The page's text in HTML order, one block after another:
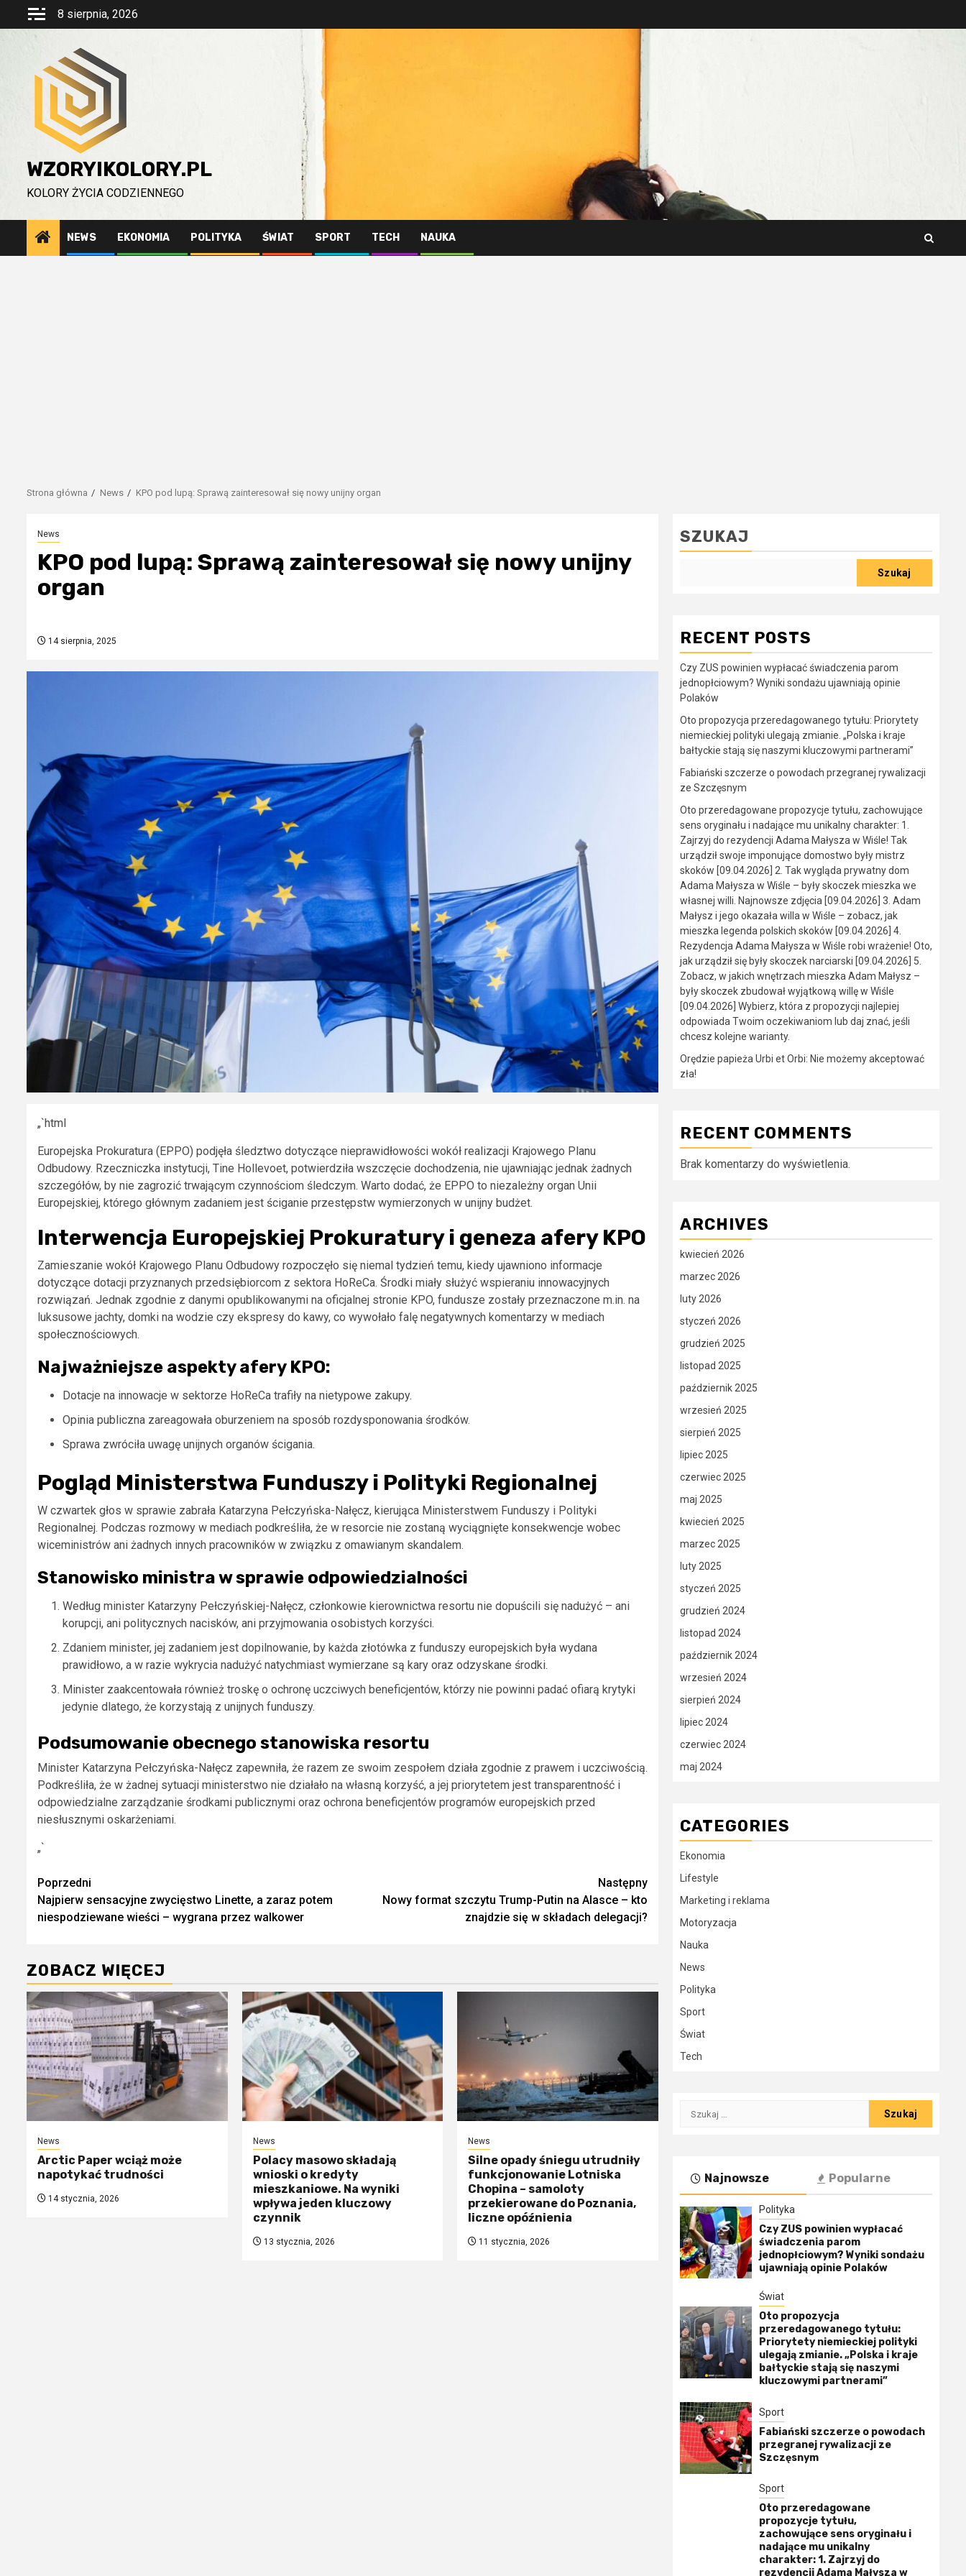
Przejdź
8 sierpnia, 2026
WZORYIKOLORY.PL
KOLORY ŻYCIA CODZIENNEGO
NEWS EKONOMIA POLITYKA ŚWIAT SPORT TECH NAUKA
Strona główna News KPO pod lupą: Sprawą zainteresował się nowy unijny organ
News
KPO pod lupą: Sprawą zainteresował się nowy unijny
organ
14 sierpnia, 2025
„`html
Europejska Prokuratura (EPPO) podjęła śledztwo dotyczące nieprawidłowości wokół realizacji Krajowego Planu
Odbudowy. Rzeczniczka instytucji, Tine Hollevoet, potwierdziła wszczęcie dochodzenia, nie ujawniając jednak żadnych
szczegółów, by nie zagrozić trwającym czynnościom śledczym. Warto dodać, że EPPO to niezależny organ Unii
Europejskiej, którego głównym zadaniem jest ściganie przestępstw wymierzonych w unijny budżet.
Interwencja Europejskiej Prokuratury i geneza afery KPO
Zamieszanie wokół Krajowego Planu Odbudowy rozpoczęło się niemal tydzień temu, kiedy ujawniono informacje
dotyczące dotacji przyznanych przedsiębiorcom z sektora HoReCa. Środki miały służyć wspieraniu innowacyjnych
rozwiązań. Jednak zgodnie z danymi opublikowanymi na oficjalnej stronie KPO, fundusze zostały przeznaczone m.in. na
luksusowe jachty, domki na wodzie czy ekspresy do kawy, co wywołało falę negatywnych komentarzy w mediach
społecznościowych.
Najważniejsze aspekty afery KPO:
Dotacje na innowacje w sektorze HoReCa trafiły na nietypowe zakupy.
Opinia publiczna zareagowała oburzeniem na sposób rozdysponowania środków.
Sprawa zwróciła uwagę unijnych organów ścigania.
Pogląd Ministerstwa Funduszy i Polityki Regionalnej
W czwartek głos w sprawie zabrała Katarzyna Pełczyńska-Nałęcz, kierująca Ministerstwem Funduszy i Polityki
Regionalnej. Podczas rozmowy w mediach podkreśliła, że w resorcie nie zostaną wyciągnięte konsekwencje wobec
wiceministrów ani żadnych innych pracowników w związku z omawianym skandalem.
Stanowisko ministra w sprawie odpowiedzialności
Według minister Katarzyny Pełczyńskiej-Nałęcz, członkowie kierownictwa resortu nie dopuścili się nadużyć – ani
korupcji, ani politycznych nacisków, ani przyjmowania osobistych korzyści.
Zdaniem minister, jej zadaniem jest dopilnowanie, by każda złotówka z funduszy europejskich była wydana
prawidłowo, a w razie wykrycia nadużyć natychmiast wymierzane są kary oraz odzyskane środki.
Minister zaakcentowała również troskę o ochronę uczciwych beneficjentów, którzy nie powinni padać ofiarą krytyki
jedynie dlatego, że korzystają z unijnych funduszy.
Podsumowanie obecnego stanowiska resortu
Minister Katarzyna Pełczyńska-Nałęcz zapewniła, że razem ze swoim zespołem działa zgodnie z prawem i uczciwością.
Podkreśliła, że w żadnej sytuacji ministerstwo nie działało na własną korzyść, a jej priorytetem jest transparentność i
odpowiedzialne zarządzanie środkami publicznymi oraz ochrona beneficjentów programów europejskich przed
niesłusznymi oskarżeniami.
„`
Zobacz
wpisy
Poprzedni
Najpierw sensacyjne zwycięstwo Linette, a zaraz potem
niespodziewane wieści – wygrana przez walkower
Następny
Nowy format szczytu Trump-Putin na Alasce – kto
znajdzie się w składach delegacji?
ZOBACZ WIĘCEJ
News
Arctic Paper wciąż może
napotykać trudności
14 stycznia, 2026
News
Polacy masowo składają
wnioski o kredyty
mieszkaniowe. Na wyniki
wpływa jeden kluczowy
czynnik
13 stycznia, 2026
News
Silne opady śniegu utrudniły
funkcjonowanie Lotniska
Chopina – samoloty
przekierowane do Poznania,
liczne opóźnienia
11 stycznia, 2026
SZUKAJ
Szukaj
RECENT POSTS
Czy ZUS powinien wypłacać świadczenia parom
jednopłciowym? Wyniki sondażu ujawniają opinie
Polaków
Oto propozycja przeredagowanego tytułu: Priorytety
niemieckiej polityki ulegają zmianie. „Polska i kraje
bałtyckie stają się naszymi kluczowymi partnerami”
Fabiański szczerze o powodach przegranej rywalizacji
ze Szczęsnym
Oto przeredagowane propozycje tytułu, zachowujące
sens oryginału i nadające mu unikalny charakter: 1.
Zajrzyj do rezydencji Adama Małysza w Wiśle! Tak
urządził swoje imponujące domostwo były mistrz
skoków [09.04.2026] 2. Tak wygląda prywatny dom
Adama Małysza w Wiśle – były skoczek mieszka we
własnej willi. Najnowsze zdjęcia [09.04.2026] 3. Adam
Małysz i jego okazała willa w Wiśle – zobacz, jak
mieszka legenda polskich skoków [09.04.2026] 4.
Rezydencja Adama Małysza w Wiśle robi wrażenie! Oto,
jak urządził się były skoczek narciarski [09.04.2026] 5.
Zobacz, w jakich wnętrzach mieszka Adam Małysz –
były skoczek zbudował wyjątkową willę w Wiśle
[09.04.2026] Wybierz, która z propozycji najlepiej
odpowiada Twoim oczekiwaniom lub daj znać, jeśli
chcesz kolejne warianty.
Orędzie papieża Urbi et Orbi: Nie możemy akceptować
zła!
RECENT COMMENTS
Brak komentarzy do wyświetlenia.
ARCHIVES
kwiecień 2026
marzec 2026
luty 2026
styczeń 2026
grudzień 2025
listopad 2025
październik 2025
wrzesień 2025
sierpień 2025
lipiec 2025
czerwiec 2025
maj 2025
kwiecień 2025
marzec 2025
luty 2025
styczeń 2025
grudzień 2024
listopad 2024
październik 2024
wrzesień 2024
sierpień 2024
lipiec 2024
czerwiec 2024
maj 2024
CATEGORIES
Ekonomia
Lifestyle
Marketing i reklama
Motoryzacja
Nauka
News
Polityka
Sport
Świat
Tech
Szukaj:
Najnowsze Popularne
Polityka
Czy ZUS powinien wypłacać
świadczenia parom
jednopłciowym? Wyniki sondażu
ujawniają opinie Polaków
Świat
Oto propozycja
przeredagowanego tytułu:
Priorytety niemieckiej polityki
ulegają zmianie. „Polska i kraje
bałtyckie stają się naszymi
kluczowymi partnerami”
Sport
Fabiański szczerze o powodach
przegranej rywalizacji ze
Szczęsnym
Sport
Oto przeredagowane
propozycje tytułu,
zachowujące sens oryginału i
nadające mu unikalny
charakter: 1. Zajrzyj do
rezydencji Adama Małysza w